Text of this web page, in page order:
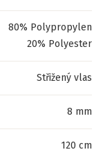
80% Polypropylen
20% Polyester
Střižený vlas
8 mm
120 cm